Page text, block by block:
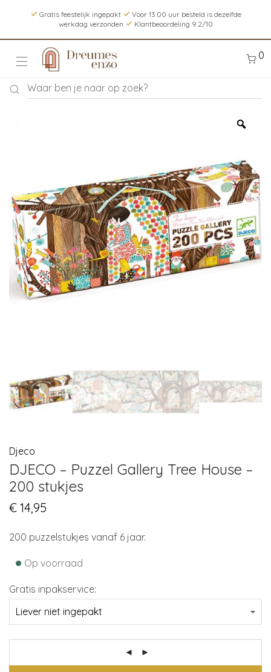
Gratis feestelijk ingepakt
Voor 13.00 uur besteld is dezelfde
werkdag verzonden
Klantbeoordeling 9.2/10
0
Djeco
DJECO – Puzzel Gallery Tree House –
200 stukjes
€ 14,95
200 puzzelstukjes vanaf 6 jaar.
• Op voorraad
Gratis inpakservice: